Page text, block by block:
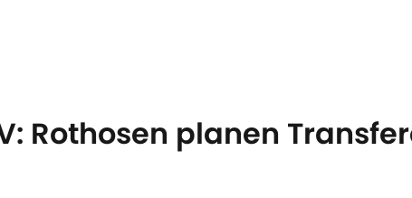
Rothosen planen